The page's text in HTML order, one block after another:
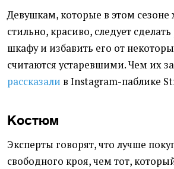
Девушкам, которые в этом сезоне
стильно, красиво, следует
шкафу и избавить его от
считаются устаревшими. Чем их
рассказали в Instagram-паблике
Костюм
Эксперты говорят, что лучше
свободного кроя, чем тот,